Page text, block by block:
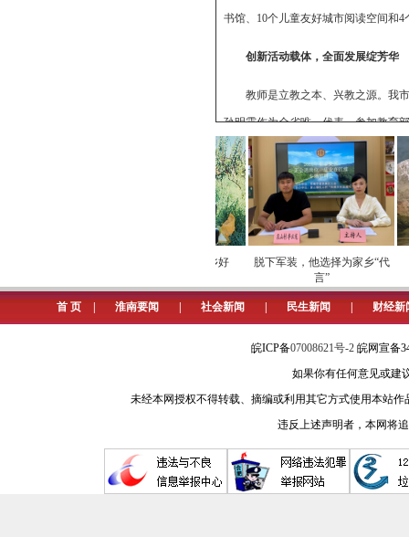
书馆、10个儿童友好城市阅读空间和4
创新活动载体，全面发展绽芳华
教师是立教之本、兴教之源。我
孙明霞作为全省唯一代表，参加教育
优秀教师；“淮南好人”周勇等部分优
扣好未成年人人生第一粒扣子。
春节”主题实践、“铸魂·2024清明祭
淮南市新时代好少年20名、提名奖10
关注未成年人心理健康。打造“‘
公益辅导、“心理健康教育百校行”等
营造良好环境，用心用情护成长
家庵区第十八小学将“温暖教育”融
外实践活动，全市130个爱国主义教
劳模下田开直播 家乡好
脱下军装，他选择为家乡“代
言”
首 页 淮南要闻 社会新闻 民生新闻 财经新
皖ICP备07008621号-2 皖网宣备
如果你有任何意见或建
未经本网授权不得转载、摘编或利用其它方式使用本站
违反上述声明者，本网将